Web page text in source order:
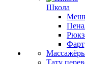
Школа
Тату